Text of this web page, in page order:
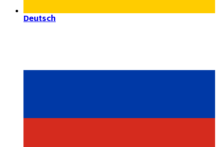
Deutsch